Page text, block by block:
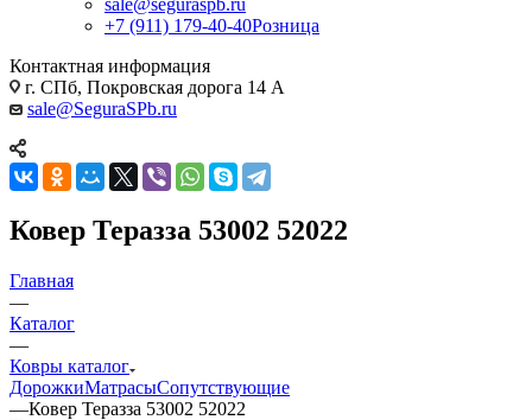
sale@seguraspb.ru
+7 (911) 179-40-40Розница
Контактная информация
г. СПб, Покровская дорога 14 А
sale@SeguraSPb.ru
Ковер Теразза 53002 52022
Главная
—
Каталог
—
Ковры каталог
ДорожкиМатрасыСопутствующие
—Ковер Теразза 53002 52022